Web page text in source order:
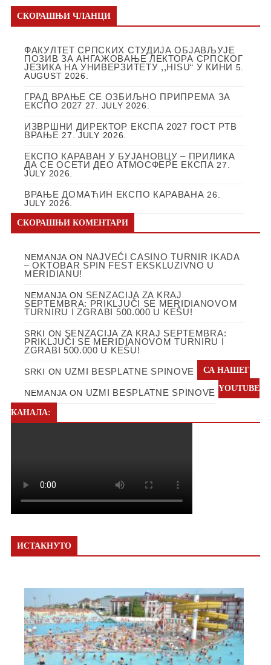
СКОРАШЊИ ЧЛАНЦИ
ФАКУЛТЕТ СРПСКИХ СТУДИЈА ОБЈАВЉУЈЕ
ПОЗИВ ЗА АНГАЖОВАЊЕ ЛЕКТОРА СРПСКОГ
ЈЕЗИКА НА УНИВЕРЗИТЕТУ ,,HISU“ У КИНИ 5.
AUGUST 2026.
ГРАД ВРАЊЕ СЕ ОЗБИЉНО ПРИПРЕМА ЗА
ЕКСПО 2027 27. JULY 2026.
ИЗВРШНИ ДИРЕКТОР ЕКСПА 2027 ГОСТ РТВ
ВРАЊЕ 27. JULY 2026.
ЕКСПО КАРАВАН У БУЈАНОВЦУ – ПРИЛИКА
ДА СЕ ОСЕТИ ДЕО АТМОСФЕРЕ ЕКСПА 27.
JULY 2026.
ВРАЊЕ ДОМАЋИН ЕКСПО КАРАВАНА 26.
JULY 2026.
СКОРАШЊИ КОМЕНТАРИ
NEMANJAON NAJVEĆI CASINO TURNIR IKADA
– OKTOBAR SPIN FEST EKSKLUZIVNO U
MERIDIANU!
NEMANJAON SENZACIJA ZA KRAJ
SEPTEMBRA: PRIKLJUČI SE MERIDIANOVOM
TURNIRU I ZGRABI 500.000 U KEŠU!
SRKI ON SENZACIJA ZA KRAJ SEPTEMBRA:
PRIKLJUČI SE MERIDIANOVOM TURNIRU I
ZGRABI 500.000 U KEŠU!
SRKI ON UZMI BESPLATNE SPINOVE
NEMANJAON UZMI BESPLATNE SPINOVE
СА НАШЕГ
YOUTUBE
КАНАЛА:
ИСТАКНУТО